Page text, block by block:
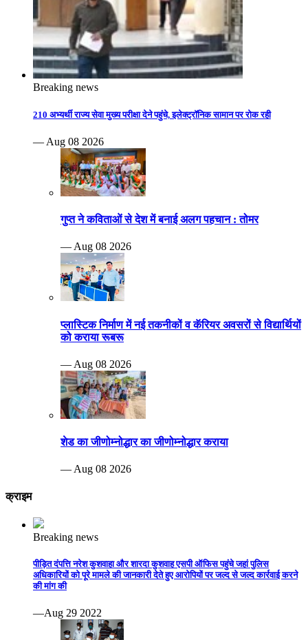
Breaking news
210 अभ्यर्थी राज्य सेवा मुख्य परीक्षा देने पहुंचे, इलेक्ट्रॉनिक सामान पर रोक रही
— Aug 08 2026
गुप्त ने कविताओं से देश में बनाई अलग पहचान : तोमर
— Aug 08 2026
प्लास्टिक निर्माण में नई तकनीकों व कॅरियर अवसरों से विद्यार्थियों
को कराया रूबरू
— Aug 08 2026
शेड का जीणोम्नोद्धार का जीणोम्नोद्धार कराया
— Aug 08 2026
क्राइम
Breaking news
पीड़ित दंपत्ति नरेश कुशवाहा और शारदा कुशवाह एसपी ऑफिस पहुंचे जहां पुलिस
अधिकारियों को पूरे मामले की जानकारी देते हुए आरोपियों पर जल्द से जल्द कार्रवाई करने
की मांग की
—Aug 29 2022